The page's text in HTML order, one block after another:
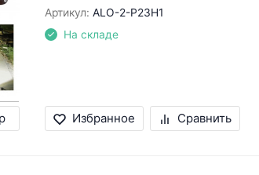
Артикул: ALO-2-P23H1
На складе
Избранное Сравнить